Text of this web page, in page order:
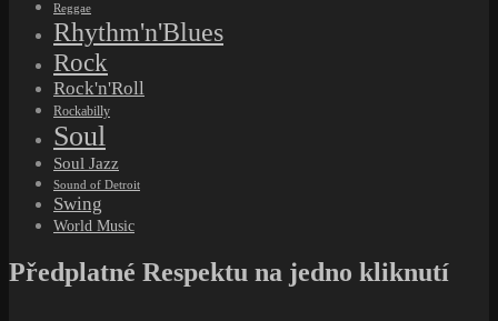
Reggae
Rhythm'n'Blues
Rock
Rock'n'Roll
Rockabilly
Soul
Soul Jazz
Sound of Detroit
Swing
World Music
Předplatné Respektu na jedno kliknutí